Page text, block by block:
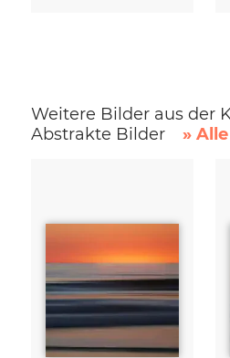
Weitere Bilder aus der
Abstrakte Bilder
»